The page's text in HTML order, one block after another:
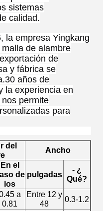
sistemas
calidad.
la empresa Yingkang
de alambre
de
y fábrica se
años de
la experiencia en
permite
para
del
Ancho
En el
de
los
pulgadas
- ¿
Qué?
a
0.81
Entre 12 y
48
0.3-1.2